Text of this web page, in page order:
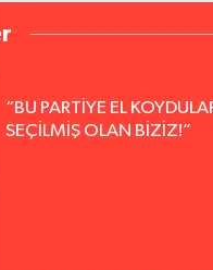
“BU PARTİYE EL
SEÇİLMİŞ OLAN BİZİZ!”